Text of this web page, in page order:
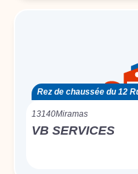
Rez de chaussée du 12
13140Miramas
VB SERVICES